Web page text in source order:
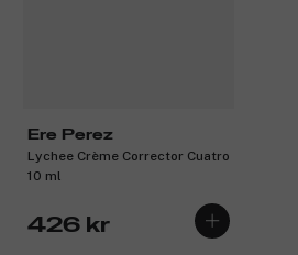
Ere Perez
Lychee Crème Corrector Cuatro
10 ml
426 kr